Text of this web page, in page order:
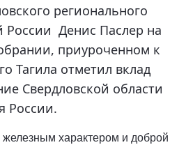
регионального
России Денис Паслер на
приуроченном к
Тагила отметил вклад
Свердловской области
России.
характером и доброй